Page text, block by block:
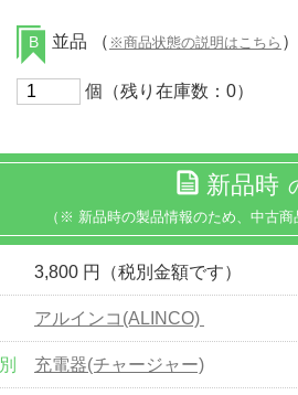
B 並品 （ ※商品状態の説明はこちら ）
個（残り在庫数：0）
新品時
（※ 新品時の製品情報のため、中古商
3,800 円（税別金額です）
アルインコ(ALINCO)
充電器(チャージャー)